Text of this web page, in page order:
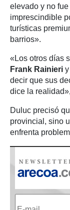
elevado y no
imprescindible
turísticas
barrios».
«Los otros días
Frank Rainieri
decir que sus
dice la
Duluc precisó
provincial, sino
enfrenta